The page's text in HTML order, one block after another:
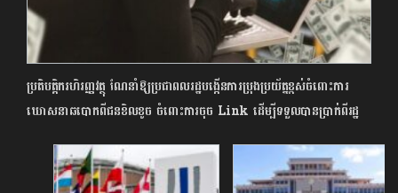
ប្រតិបត្តិករហិរញ្ញវត្ថុ ណែនាំឱ្យប្រជាពលរដ្ឋបង្កើនការប្រុងប្រយ័ត្នខ្ពស់ចំពោះការ
ឃោសនាឆបោកពីជនខិលខូច ចំពោះការចុច Link ដើម្បីទទួលបានប្រាក់ពីរដ្ឋ